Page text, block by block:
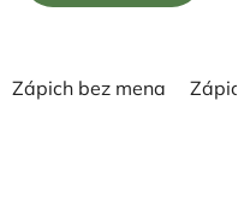
Zápich bez mena